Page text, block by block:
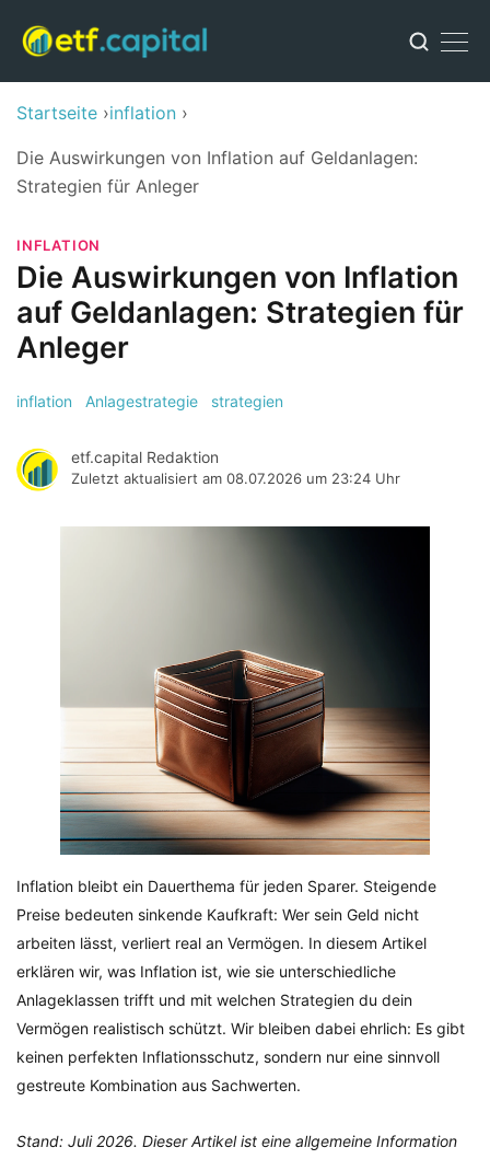
Startseite inflation
Die Auswirkungen von Inflation auf Geldanlagen:
Strategien für Anleger
INFLATION
Die Auswirkungen von Inflation
auf Geldanlagen: Strategien für
Anleger
inflation Anlagestrategie strategien
etf.capital Redaktion
Zuletzt aktualisiert am 08.07.2026 um 23:24 Uhr
Inflation bleibt ein Dauerthema für jeden Sparer. Steigende
Preise bedeuten sinkende Kaufkraft: Wer sein Geld nicht
arbeiten lässt, verliert real an Vermögen. In diesem Artikel
erklären wir, was Inflation ist, wie sie unterschiedliche
Anlageklassen trifft und mit welchen Strategien du dein
Vermögen realistisch schützt. Wir bleiben dabei ehrlich: Es gibt
keinen perfekten Inflationsschutz, sondern nur eine sinnvoll
gestreute Kombination aus Sachwerten.
Stand: Juli 2026. Dieser Artikel ist eine allgemeine Information